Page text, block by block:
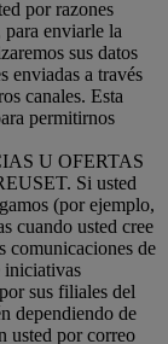
por razones
enviarle la
sus datos
enviadas a través
canales. Esta
permitirnos
U OFERTAS
Si usted
(por ejemplo,
cuando usted cree
comunicaciones de
iniciativas
sus filiales del
dependiendo de
usted por correo